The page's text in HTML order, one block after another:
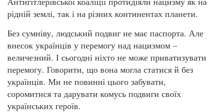
рідній землі, так і на різних континентах планети.
Без сумніву, людський подвиг не має паспорта. Але
внесок українців у перемогу над нацизмом –
величезний. І сьогодні ніхто не може приватизувати
перемогу. Говорити, що вона могла статися й без
українців. Ми не повинні цього забувати,
соромитися та дарувати комусь подвиги своїх
українських героїв.